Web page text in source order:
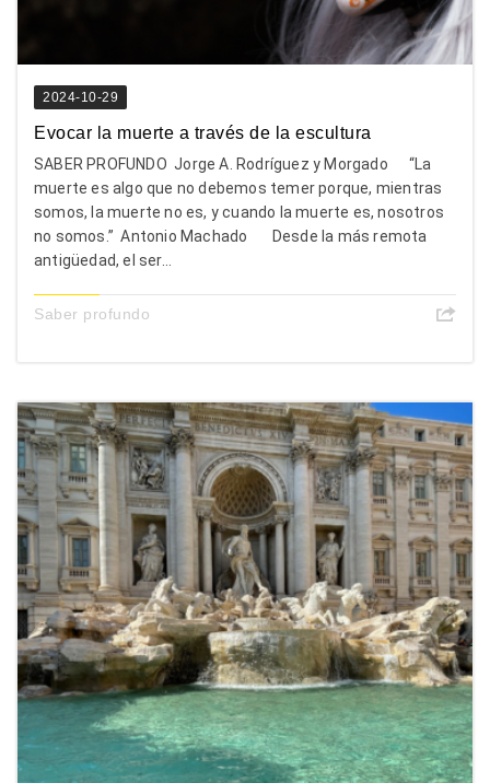
2024-10-29
Evocar la muerte a través de la escultura
SABER PROFUNDO Jorge A. Rodríguez y Morgado “La
muerte es algo que no debemos temer porque, mientras
somos, la muerte no es, y cuando la muerte es, nosotros
no somos.” Antonio Machado Desde la más remota
antigüedad, el ser...
Saber profundo